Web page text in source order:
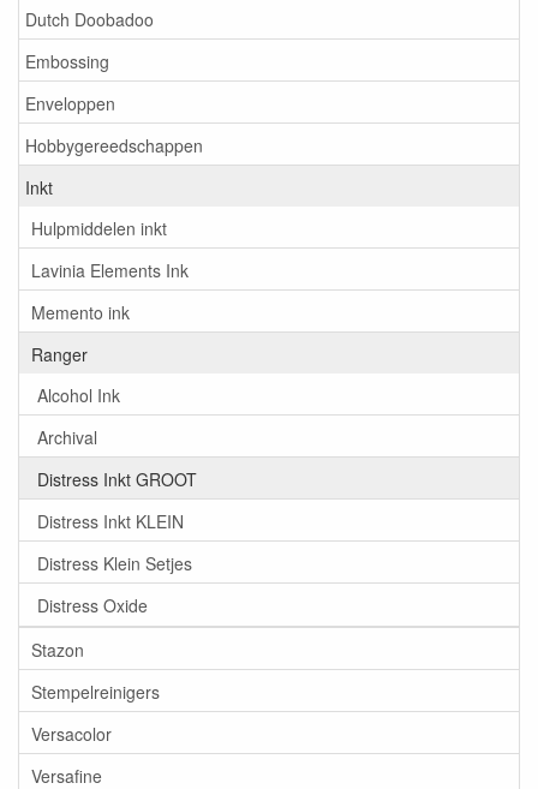
Dutch Doobadoo
Embossing
Enveloppen
Hobbygereedschappen
Inkt
Hulpmiddelen inkt
Lavinia Elements Ink
Memento ink
Ranger
Alcohol Ink
Archival
Distress Inkt GROOT
Distress Inkt KLEIN
Distress Klein Setjes
Distress Oxide
Stazon
Stempelreinigers
Versacolor
Versafine